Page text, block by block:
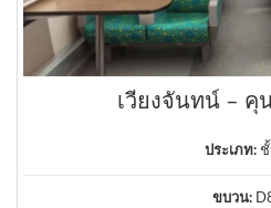
เวียงจันทน์ – คุ
ประเภท:
ขบวน: